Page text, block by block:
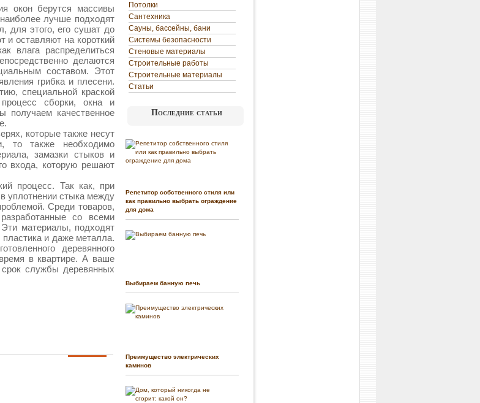
окон берутся массивы
лучше подходят
для этого, его сушат до
и оставляют на короткий
влага распределиться
делаются
составом. Этот
грибка и плесени.
специальной краской
сборки, окна и
получаем качественное
которые также несут
то также необходимо
замазки стыков и
входа, которую решают
процесс. Так как, при
уплотнении стыка между
Среди товаров,
со всеми
материалы, подходят
и даже металла.
деревянного
в квартире. А ваше
службы деревянных
Потолки
Сантехника
Сауны, бассейны, бани
Системы безопасности
Стеновые материалы
Строительные работы
Строительные материалы
Статьи
Последние статьи
Репетитор собственного стиля или
как правильно выбрать ограждение
для дома
Выбираем банную печь
Преимущество электрических
каминов